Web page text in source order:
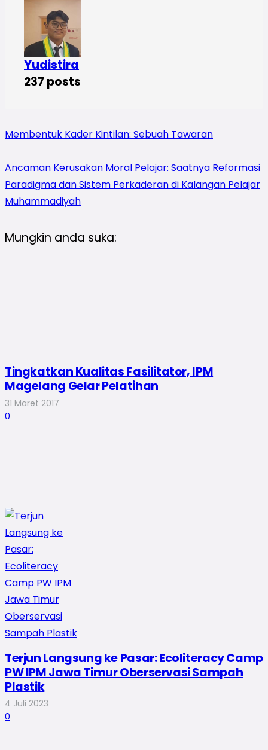
Yudistira
237 posts
Membentuk Kader Kintilan: Sebuah Tawaran
Ancaman Kerusakan Moral Pelajar: Saatnya Reformasi
Paradigma dan Sistem Perkaderan di Kalangan Pelajar
Muhammadiyah
Mungkin anda suka:
Tingkatkan Kualitas Fasilitator, IPM
Magelang Gelar Pelatihan
31 Maret 2017
0
Terjun Langsung ke Pasar: Ecoliteracy Camp
PW IPM Jawa Timur Oberservasi Sampah
Plastik
4 Juli 2023
0